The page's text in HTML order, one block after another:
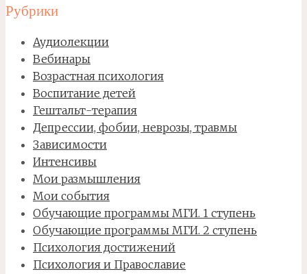
Рубрики
Аудиолекции
Вебинары
Возрастная психология
Воспитание детей
Гештальт-терапия
Депрессии, фобии, неврозы, травмы
Зависимости
Интенсивы
Мои размышления
Мои события
Обучающие программы МГИ. 1 ступень
Обучающие программы МГИ. 2 ступень
Психология достижений
Психология и Православие